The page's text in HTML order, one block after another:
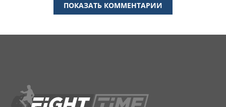
ПОКАЗАТЬ КОММЕНТАРИИ